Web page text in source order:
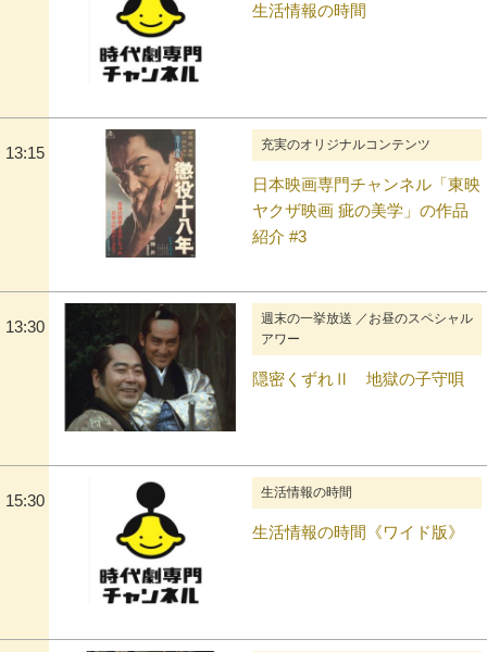
生活情報の時間
13:15 充実のオリジナルコンテンツ
日本映画専門チャンネル「東映
ヤクザ映画 疵の美学」の作品
紹介 #3
13:30
週末の一挙放送 ／お昼のスペシャル
アワー
隠密くずれⅡ 地獄の子守唄
15:30 生活情報の時間
生活情報の時間《ワイド版》